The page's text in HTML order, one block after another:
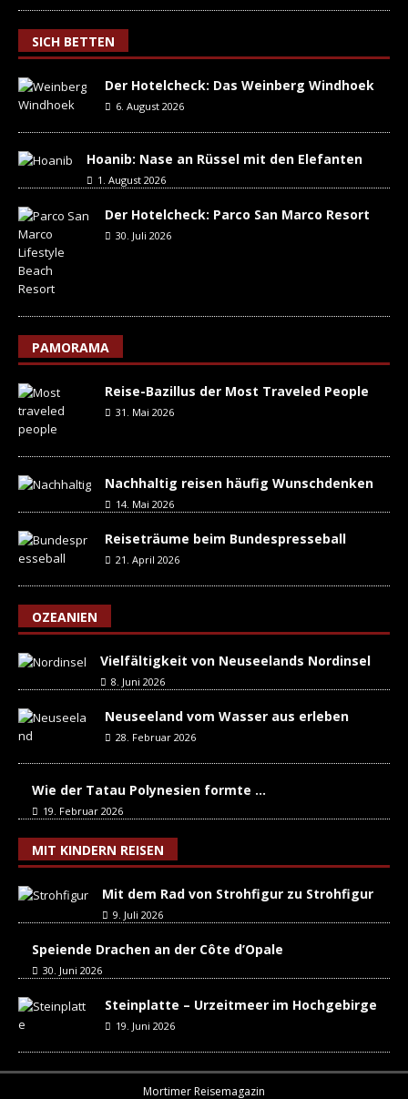
SICH BETTEN
Der Hotelcheck: Das Weinberg Windhoek
6. August 2026
Hoanib: Nase an Rüssel mit den Elefanten
1. August 2026
Der Hotelcheck: Parco San Marco Resort
30. Juli 2026
PAMORAMA
Reise-Bazillus der Most Traveled People
31. Mai 2026
Nachhaltig reisen häufig Wunschdenken
14. Mai 2026
Reiseträume beim Bundespresseball
21. April 2026
OZEANIEN
Vielfältigkeit von Neuseelands Nordinsel
8. Juni 2026
Neuseeland vom Wasser aus erleben
28. Februar 2026
Wie der Tatau Polynesien formte …
19. Februar 2026
MIT KINDERN REISEN
Mit dem Rad von Strohfigur zu Strohfigur
9. Juli 2026
Speiende Drachen an der Côte d’Opale
30. Juni 2026
Steinplatte – Urzeitmeer im Hochgebirge
19. Juni 2026
Mortimer Reisemagazin